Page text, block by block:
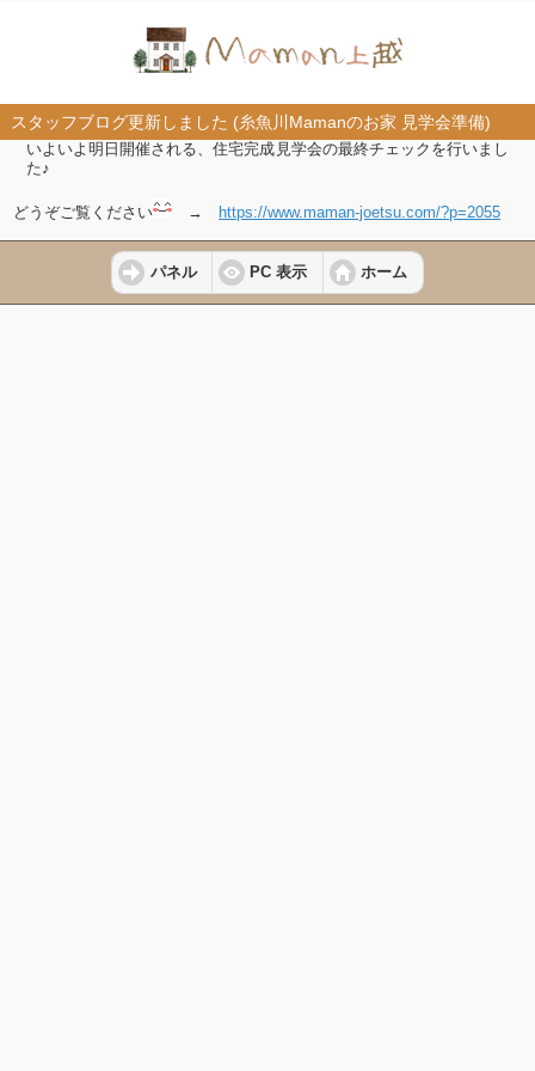
スタッフブログ更新しました (糸魚川Mamanのお家 見学会準備)
いよいよ明日開催される、住宅完成見学会の最終チェックを行いまし
た♪
どうぞご覧ください → https://www.maman-joetsu.com/?p=2055
パネル PC 表示 ホーム